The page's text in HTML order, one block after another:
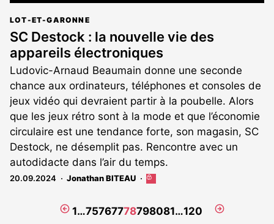
LOT-ET-GARONNE
SC Destock : la nouvelle vie des
appareils électroniques
Ludovic-Arnaud Beaumain donne une seconde
chance aux ordinateurs, téléphones et consoles de
jeux vidéo qui devraient partir à la poubelle. Alors
que les jeux rétro sont à la mode et que l’économie
circulaire est une tendance forte, son magasin, SC
Destock, ne désemplit pas. Rencontre avec un
autodidacte dans l’air du temps.
20.09.2024 Jonathan BITEAU
Cet
réservé
Page
1…75767778798081…120
Page